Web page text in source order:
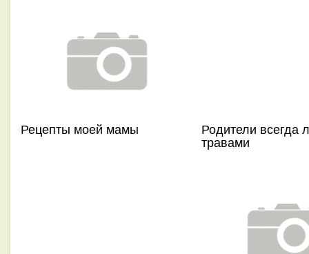
Рецепты моей мамы Родители всегда
травами